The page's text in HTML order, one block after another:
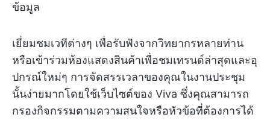
ข้อมูล
เยี่ยมชมเวทีต่างๆ เพื่อรับฟังจากวิทยากรหลายท่าน
หรือเข้าร่วมห้องแสดงสินค้าเพื่อชมเทรนด์ล่าสุดและอุ
ปกรณ์ใหม่ๆ การจัดสรรเวลาของคุณในงานประชุม
นั้นง่ายมากโดยใช้เว็บไซต์ของ Viva ซึ่งคุณสามารถ
กรองกิจกรรมตามความสนใจหรือหัวข้อที่ต้องการได้